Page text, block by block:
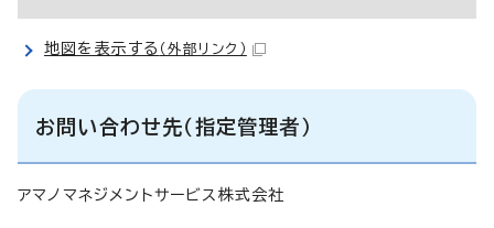
地図を表示する （外部リンク）
お問い合わせ先（指定管理者）
アマノマネジメントサービス株式会社